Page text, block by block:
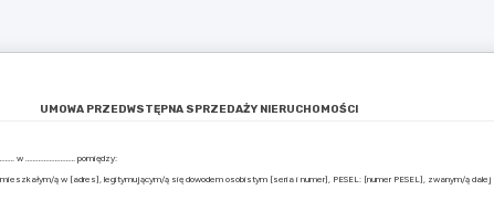
UMOWA PRZEDWSTĘPNA SPRZEDAŻY NIERUCHOMOŚCI
w ……………………… pomiędzy:
ą w [adres], legitymującym/ą się dowodem osobistym [seria i numer], PESEL: [numer PESEL], zwanym/ą dalej